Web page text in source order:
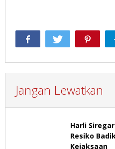
Jangan Lewatkan
Harli
Resiko
Kejaksaan